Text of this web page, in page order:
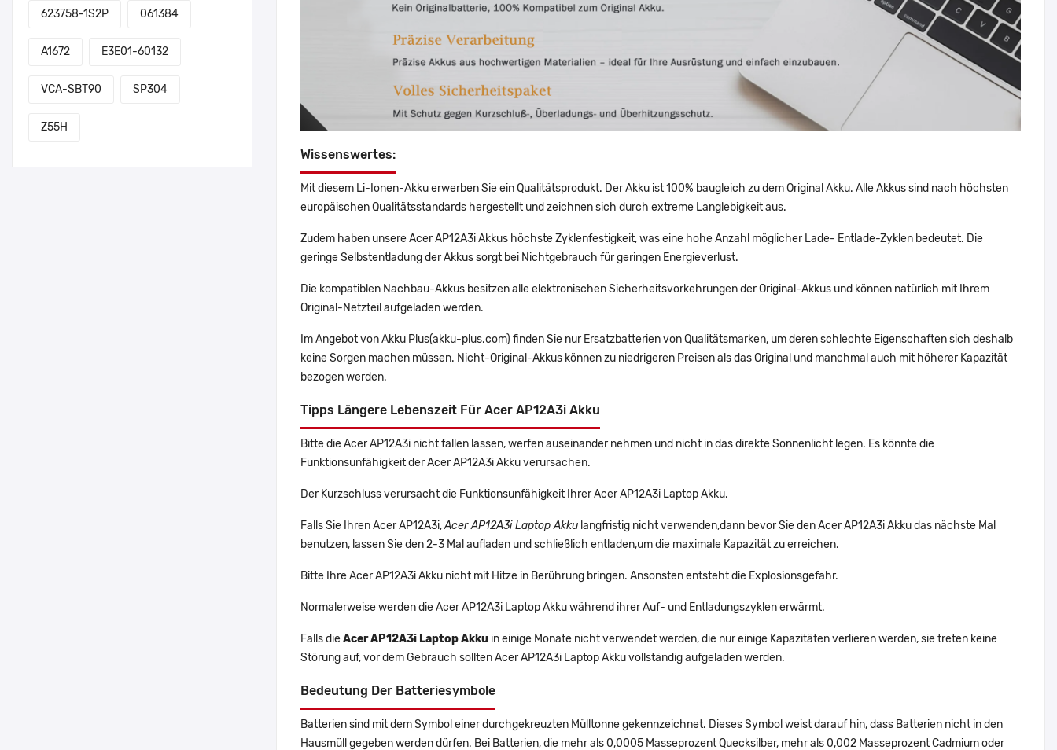
623758-1S2P 061384
A1672 E3E01-60132
VCA-SBT90 SP304
Z55H
Wissenswertes:
Mit diesem Li-Ionen-Akku erwerben Sie ein Qualitätsprodukt. Der Akku ist 100% baugleich zu dem Original Akku. Alle Akkus sind nach höchsten
europäischen Qualitätsstandards hergestellt und zeichnen sich durch extreme Langlebigkeit aus.
Zudem haben unsere Acer AP12A3i Akkus höchste Zyklenfestigkeit, was eine hohe Anzahl möglicher Lade- Entlade-Zyklen bedeutet. Die
geringe Selbstentladung der Akkus sorgt bei Nichtgebrauch für geringen Energieverlust.
Die kompatiblen Nachbau-Akkus besitzen alle elektronischen Sicherheitsvorkehrungen der Original-Akkus und können natürlich mit Ihrem
Original-Netzteil aufgeladen werden.
Im Angebot von Akku Plus(akku-plus.com) finden Sie nur Ersatzbatterien von Qualitätsmarken, um deren schlechte Eigenschaften sich deshalb
keine Sorgen machen müssen. Nicht-Original-Akkus können zu niedrigeren Preisen als das Original und manchmal auch mit höherer Kapazität
bezogen werden.
Tipps Längere Lebenszeit Für Acer AP12A3i Akku
Bitte die Acer AP12A3i nicht fallen lassen, werfen auseinander nehmen und nicht in das direkte Sonnenlicht legen. Es könnte die
Funktionsunfähigkeit der Acer AP12A3i Akku verursachen.
Der Kurzschluss verursacht die Funktionsunfähigkeit Ihrer Acer AP12A3i Laptop Akku.
Falls Sie Ihren Acer AP12A3i,Acer AP12A3i Laptop Akku langfristig nicht verwenden,dann bevor Sie den Acer AP12A3i Akku das nächste Mal
benutzen, lassen Sie den 2-3 Mal aufladen und schließlich entladen,um die maximale Kapazität zu erreichen.
Bitte Ihre Acer AP12A3i Akku nicht mit Hitze in Berührung bringen. Ansonsten entsteht die Explosionsgefahr.
Normalerweise werden die Acer AP12A3i Laptop Akku während ihrer Auf- und Entladungszyklen erwärmt.
Falls dieAcer AP12A3i Laptop Akku in einige Monate nicht verwendet werden, die nur einige Kapazitäten verlieren werden, sie treten keine
Störung auf, vor dem Gebrauch sollten Acer AP12A3i Laptop Akku vollständig aufgeladen werden.
Bedeutung Der Batteriesymbole
Batterien sind mit dem Symbol einer durchgekreuzten Mülltonne gekennzeichnet. Dieses Symbol weist darauf hin, dass Batterien nicht in den
Hausmüll gegeben werden dürfen. Bei Batterien, die mehr als 0,0005 Masseprozent Quecksilber, mehr als 0,002 Masseprozent Cadmium oder